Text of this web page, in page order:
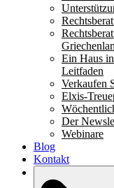
Ein Haus
Leitfaden
Verkaufen
Elxis-
Der
Webinare
Blog
Kontakt